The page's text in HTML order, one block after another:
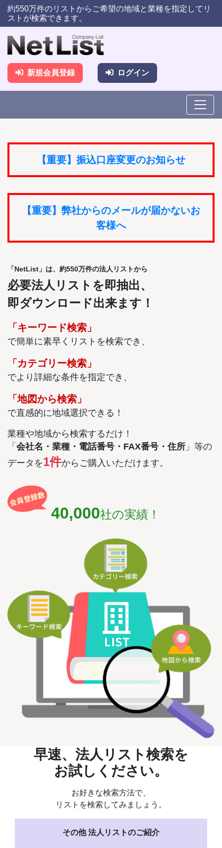
約550万件のリストからご希望の地域と業種を指定してリ
ストが検索できます。
新規会員登録 ログイン
【重要】振込口座変更のお知らせ
【重要】弊社からのメールが届かないお
客様へ
「NetList」は、約550万件の法人リストから
必要法人リストを即抽出、
即ダウンロード出来ます！
「キーワード検索」
で簡単に素早くリストを検索でき、
「カテゴリー検索」
でより詳細な条件を指定でき、
「地図から検索」
で直感的に地域選択できる！
業種や地域から検索するだけ！
「 会社名・業種・電話番号・FAX番号・住所 」等の
データを1件からご購入いただけます。
40,000社の実績！
早速、法人リスト検索を
お試しください。
お好きな検索方法で、
リストを検索してみましょう。
その他 法人リストのご紹介